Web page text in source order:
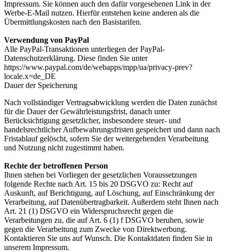
Impressum. Sie können auch den dafür vorgesehenen Link in der
Werbe-E-Mail nutzen. Hierfür entstehen keine anderen als die
Übermittlungskosten nach den Basistarifen.
Verwendung von PayPal
Alle PayPal-Transaktionen unterliegen der PayPal-
Datenschutzerklärung. Diese finden Sie unter
https://www.paypal.com/de/webapps/mpp/ua/privacy-prev?
locale.x=de_DE
Dauer der Speicherung
Nach vollständiger Vertragsabwicklung werden die Daten zunächst
für die Dauer der Gewährleistungsfrist, danach unter
Berücksichtigung gesetzlicher, insbesondere steuer- und
handelsrechtlicher Aufbewahrungsfristen gespeichert und dann nach
Fristablauf gelöscht, sofern Sie der weitergehenden Verarbeitung
und Nutzung nicht zugestimmt haben.
Rechte der betroffenen Person
Ihnen stehen bei Vorliegen der gesetzlichen Voraussetzungen
folgende Rechte nach Art. 15 bis 20 DSGVO zu: Recht auf
Auskunft, auf Berichtigung, auf Löschung, auf Einschränkung der
Verarbeitung, auf Datenübertragbarkeit. Außerdem steht Ihnen nach
Art. 21 (1) DSGVO ein Widerspruchsrecht gegen die
Verarbeitungen zu, die auf Art. 6 (1) f DSGVO beruhen, sowie
gegen die Verarbeitung zum Zwecke von Direktwerbung.
Kontaktieren Sie uns auf Wunsch. Die Kontaktdaten finden Sie in
unserem Impressum.